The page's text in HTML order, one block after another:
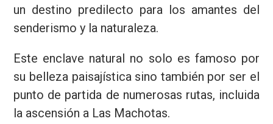
un destino predilecto para los amantes del
senderismo y la naturaleza.
Este enclave natural no solo es famoso por
su belleza paisajística sino también por ser el
punto de partida de numerosas rutas, incluida
la ascensión a Las Machotas.